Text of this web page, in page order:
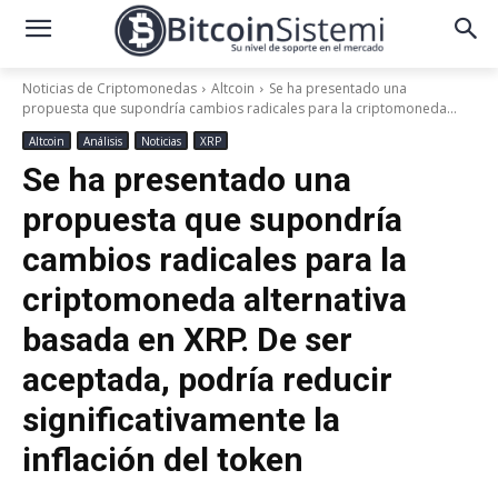
Noticias de Criptomonedas Altcoin
Se ha presentado una
propuesta que supondría cambios radicales para la criptomoneda...
Altcoin Análisis Noticias XRP
Se ha presentado una
propuesta que supondría
cambios radicales para la
criptomoneda alternativa
basada en XRP. De ser
aceptada, podría reducir
significativamente la
inflación del token